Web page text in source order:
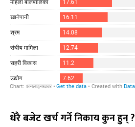
धेरै बजेट खर्च गर्ने निकाय कुन हुन् ?